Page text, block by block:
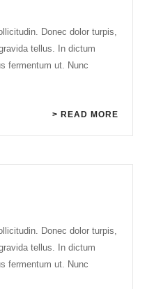
Donec dolor turpis,
tellus. In dictum
fermentum ut. Nunc
> READ MORE
Donec dolor turpis,
tellus. In dictum
fermentum ut. Nunc